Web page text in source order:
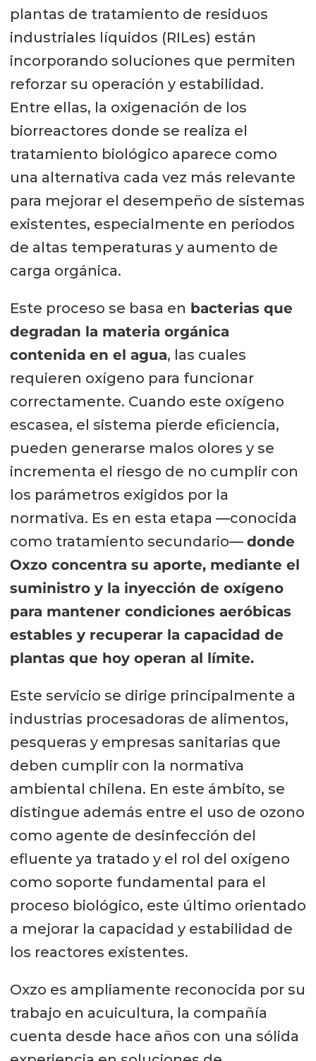
plantas de tratamiento de residuos
industriales líquidos (RILes) están
incorporando soluciones que permiten
reforzar su operación y estabilidad.
Entre ellas, la oxigenación de los
biorreactores donde se realiza el
tratamiento biológico aparece como
una alternativa cada vez más relevante
para mejorar el desempeño de sistemas
existentes, especialmente en periodos
de altas temperaturas y aumento de
carga orgánica.
Este proceso se basa en bacterias que
degradan la materia orgánica
contenida en el agua, las cuales
requieren oxígeno para funcionar
correctamente. Cuando este oxígeno
escasea, el sistema pierde eficiencia,
pueden generarse malos olores y se
incrementa el riesgo de no cumplir con
los parámetros exigidos por la
normativa. Es en esta etapa —conocida
como tratamiento secundario— donde
Oxzo concentra su aporte, mediante el
suministro y la inyección de oxígeno
para mantener condiciones aeróbicas
estables y recuperar la capacidad de
plantas que hoy operan al límite.
Este servicio se dirige principalmente a
industrias procesadoras de alimentos,
pesqueras y empresas sanitarias que
deben cumplir con la normativa
ambiental chilena. En este ámbito, se
distingue además entre el uso de ozono
como agente de desinfección del
efluente ya tratado y el rol del oxígeno
como soporte fundamental para el
proceso biológico, este último orientado
a mejorar la capacidad y estabilidad de
los reactores existentes.
Oxzo es ampliamente reconocida por su
trabajo en acuicultura, la compañía
cuenta desde hace años con una sólida